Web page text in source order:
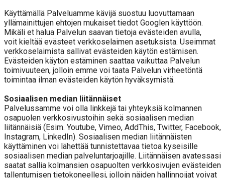
Käyttämällä Palveluamme kävijä suostuu luovuttamaan
yllämainittujen ehtojen mukaiset tiedot Googlen käyttöön.
Mikäli et halua Palvelun saavan tietoja evästeiden avulla,
voit kieltää evästeet verkkoselaimen asetuksista. Useimmat
verkkoselaimista sallivat evästeiden käytön estämisen.
Evästeiden käytön estäminen saattaa vaikuttaa Palvelun
toimivuuteen, jolloin emme voi taata Palvelun virheetöntä
toimintaa ilman evästeiden käytön hyväksymistä.
Sosiaalisen median liitännäiset
Palvelussamme voi olla linkkejä tai yhteyksiä kolmannen
osapuolen verkkosivustoihin sekä sosiaalisen median
liitännäisiä (Esim. Youtube, Vimeo, AddThis, Twitter, Facebook,
Instagram, LinkedIn). Sosiaalisen median liitännäisten
käyttäminen voi lähettää tunnistettavaa tietoa kyseisille
sosiaalisen median palveluntarjoajille. Liitännäisen avatessasi
saatat sallia kolmansien osapuolten verkkosivujen evästeiden
tallentumisen tietokoneellesi, jolloin näiden hallinnoijat voivat